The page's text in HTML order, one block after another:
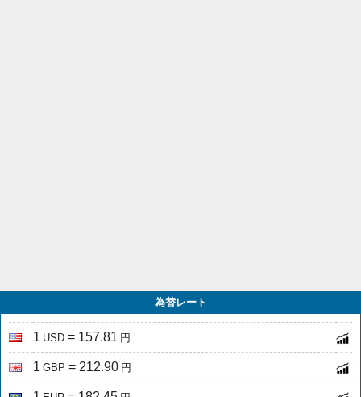
為替レート
1 USD = 157.81 円
1 GBP = 212.90 円